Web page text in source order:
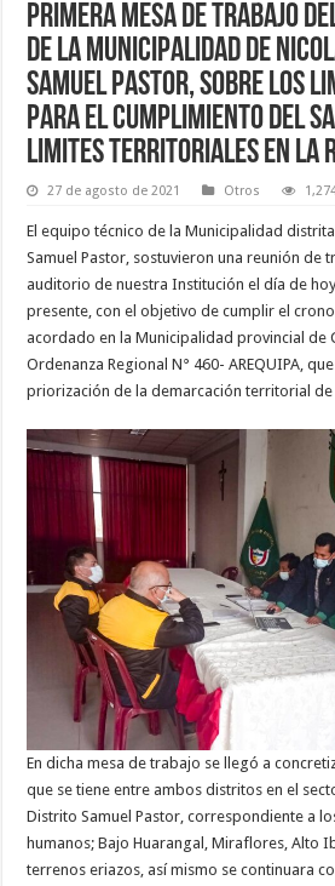
PRIMERA MESA DE TRABAJO
DE LA MUNICIPALIDAD DE
SAMUEL PASTOR, SOBRE LOS
PARA EL CUMPLIMIENTO DEL
LIMITES TERRITORIALES EN LA
27 de agosto de 2021 Otros
El equipo técnico de la Municipalidad
Samuel Pastor, sostuvieron una reunión de
auditorio de nuestra Institución el día de
presente, con el objetivo de cumplir el
acordado en la Municipalidad provincial de
Ordenanza Regional N° 460- AREQUIPA,
priorización de la demarcación territorial
En dicha mesa de trabajo se llegó a
que se tiene entre ambos distritos en el
Distrito Samuel Pastor, correspondiente a
humanos; Bajo Huarangal, Miraflores, Alto
terrenos eriazos, así mismo se continuara